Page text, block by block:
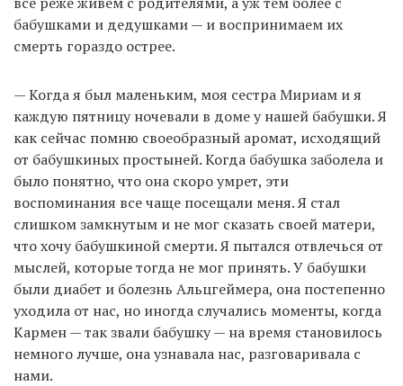
бабушками и дедушками — и воспринимаем их
смерть гораздо острее.
— Когда я был маленьким, моя сестра Мириам и я
каждую пятницу ночевали в доме у нашей бабушки. Я
как сейчас помню своеобразный аромат, исходящий
от бабушкиных простыней. Когда бабушка заболела и
было понятно, что она скоро умрет, эти
воспоминания все чаще посещали меня. Я стал
слишком замкнутым и не мог сказать своей матери,
что хочу бабушкиной смерти. Я пытался отвлечься от
мыслей, которые тогда не мог принять. У бабушки
были диабет и болезнь Альцгеймера, она постепенно
уходила от нас, но иногда случались моменты, когда
Кармен — так звали бабушку — на время становилось
немного лучше, она узнавала нас, разговаривала с
нами.